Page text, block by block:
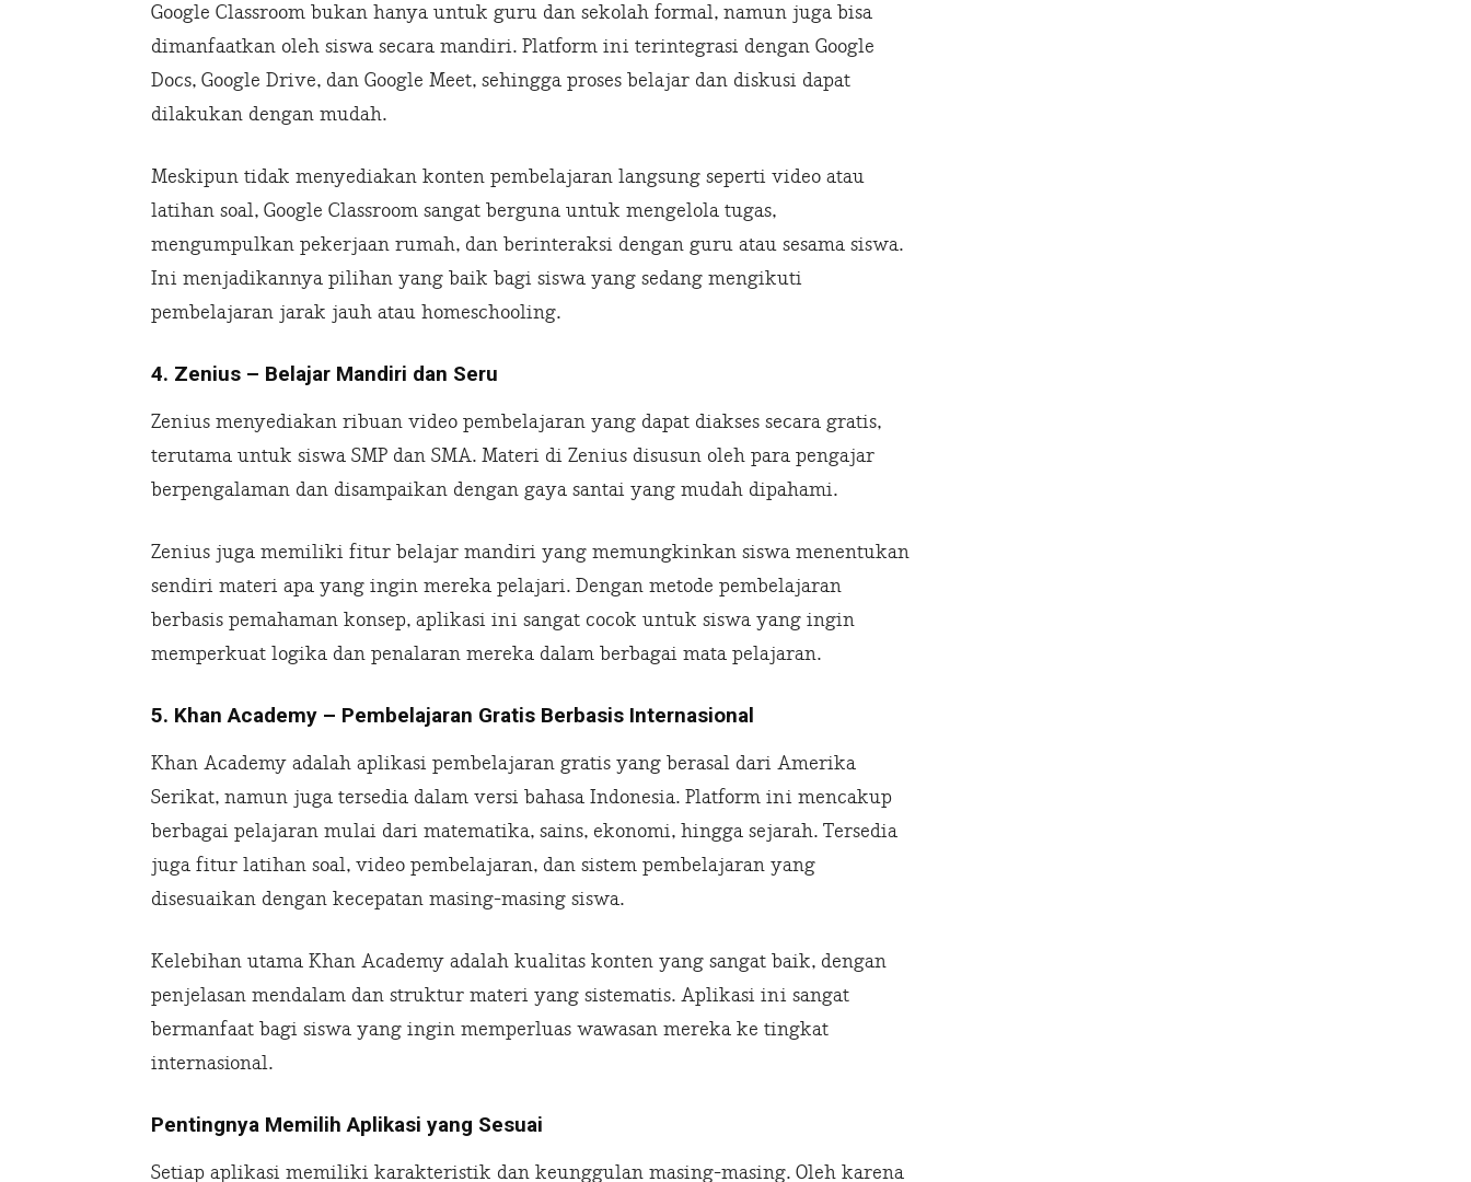
Google Classroom bukan hanya untuk guru dan sekolah formal, namun juga bisa
dimanfaatkan oleh siswa secara mandiri. Platform ini terintegrasi dengan Google
Docs, Google Drive, dan Google Meet, sehingga proses belajar dan diskusi dapat
dilakukan dengan mudah.
Meskipun tidak menyediakan konten pembelajaran langsung seperti video atau
latihan soal, Google Classroom sangat berguna untuk mengelola tugas,
mengumpulkan pekerjaan rumah, dan berinteraksi dengan guru atau sesama siswa.
Ini menjadikannya pilihan yang baik bagi siswa yang sedang mengikuti
pembelajaran jarak jauh atau homeschooling.
4. Zenius – Belajar Mandiri dan Seru
Zenius menyediakan ribuan video pembelajaran yang dapat diakses secara gratis,
terutama untuk siswa SMP dan SMA. Materi di Zenius disusun oleh para pengajar
berpengalaman dan disampaikan dengan gaya santai yang mudah dipahami.
Zenius juga memiliki fitur belajar mandiri yang memungkinkan siswa menentukan
sendiri materi apa yang ingin mereka pelajari. Dengan metode pembelajaran
berbasis pemahaman konsep, aplikasi ini sangat cocok untuk siswa yang ingin
memperkuat logika dan penalaran mereka dalam berbagai mata pelajaran.
5. Khan Academy – Pembelajaran Gratis Berbasis Internasional
Khan Academy adalah aplikasi pembelajaran gratis yang berasal dari Amerika
Serikat, namun juga tersedia dalam versi bahasa Indonesia. Platform ini mencakup
berbagai pelajaran mulai dari matematika, sains, ekonomi, hingga sejarah. Tersedia
juga fitur latihan soal, video pembelajaran, dan sistem pembelajaran yang
disesuaikan dengan kecepatan masing-masing siswa.
Kelebihan utama Khan Academy adalah kualitas konten yang sangat baik, dengan
penjelasan mendalam dan struktur materi yang sistematis. Aplikasi ini sangat
bermanfaat bagi siswa yang ingin memperluas wawasan mereka ke tingkat
internasional.
Pentingnya Memilih Aplikasi yang Sesuai
Setiap aplikasi memiliki karakteristik dan keunggulan masing-masing. Oleh karena